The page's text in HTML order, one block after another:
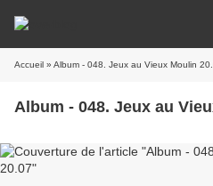
Accueil » Album - 048. Jeux au Vieux Moulin
Album - 048. Jeux au